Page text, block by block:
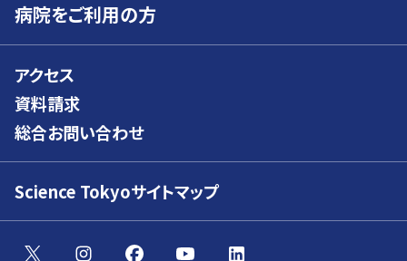
病院をご利用の方
アクセス
資料請求
総合お問い合わせ
Science Tokyoサイトマップ